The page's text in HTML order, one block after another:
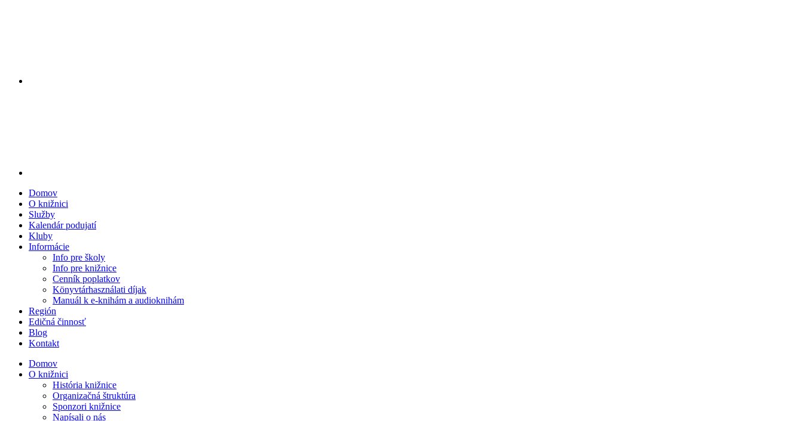
Domov
O knižnici
Služby
Kalendár podujatí
Kluby
Informácie
Info pre školy
Info pre knižnice
Cenník poplatkov
Könyvtárhasználati díjak
Manuál k e-knihám a audioknihám
Región
Edičná činnosť
Blog
Kontakt
Domov
O knižnici
História knižnice
Organizačná štruktúra
Sponzori knižnice
Napísali o nás